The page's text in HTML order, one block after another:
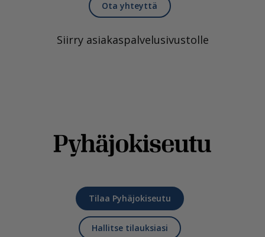
Ota yhteyttä
Siirry asiakaspalvelusivustolle
Tilaa Pyhäjokiseutu
Hallitse tilauksiasi